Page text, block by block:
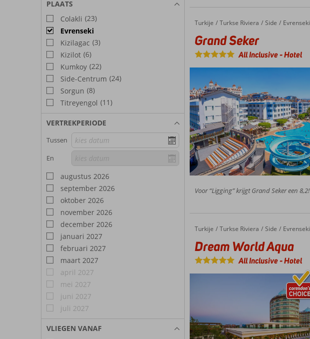
PLAATS
Colakli (23)
Evrenseki
Kizilagac (3)
Kizilot (6)
Kumkoy (22)
Side-Centrum (24)
Sorgun (8)
Titreyengol (11)
VERTREKPERIODE
Tussen
En
augustus 2026
september 2026
oktober 2026
november 2026
december 2026
januari 2027
februari 2027
maart 2027
april 2027
mei 2027
juni 2027
juli 2027
VLIEGEN VANAF
Home
Turkije Turkse Riviera Side Evrenseki
Grand Seker
Grand Seker
All Inclusive-Hotel
Voor “Ligging” krijgt Grand Seker een 8,2!
Home
Turkije Turkse Riviera Side Evrenseki
Dream World Aqua
Dream World Aqua
All Inclusive-Hotel